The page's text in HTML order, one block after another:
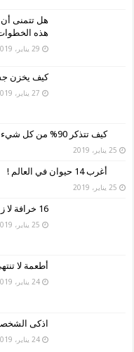
هل تتمنى أن
هذه
29 يناير، 2019
كيف يخزن
27 يناير، 2019
كيف تتذكر 90% من كل شيء تتعلمه ؟
25 يناير، 2019
أغرب 14 حيوان في العالم !
25 يناير، 2019
16 خرافة لا زالت تتداول في مجتمعنا وتواجهنا دائما !
25 يناير، 2019
أطعمة لا
24 يناير، 2019
اذكى
24 يناير، 2019